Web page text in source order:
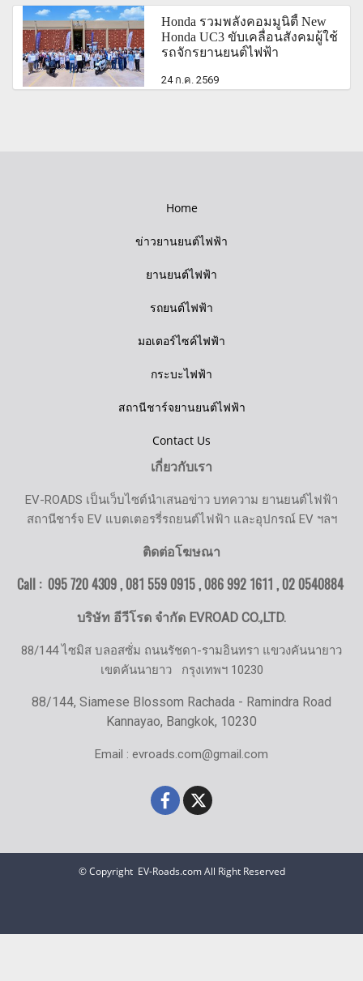
Honda รวมพลังคอมมูนิตี้ New
Honda UC3 ขับเคลื่อนสังคมผู้ใช้
รถจักรยานยนต์ไฟฟ้า
24 ก.ค. 2569
Home
ข่าวยานยนต์ไฟฟ้า
ยานยนต์ไฟฟ้า
รถยนต์ไฟฟ้า
มอเตอร์ไซค์ไฟฟ้า
กระบะไฟฟ้า
สถานีชาร์จยานยนต์ไฟฟ้า
Contact Us
เกี่ยวกับเรา
EV-ROADS เป็นเว็บไซต์นำเสนอข่าว บทความ ยานยนต์ไฟฟ้า
สถานีชาร์จ EV แบตเตอรรี่รถยนต์ไฟฟ้า และอุปกรณ์ EV ฯลฯ
ติดต่อโฆษณา
Call : 095 720 4309 , 081 559 0915 , 086 992 1611 ,02 0540884
บริษัท อีวีโรด จำกัด EVROAD CO.,LTD.
88/144 ไซมิส บลอสซั่ม ถนนรัชดา-รามอินทรา แขวงคันนายาว
เขตคันนายาว กรุงเทพฯ 10230
88/144, Siamese Blossom Rachada - Ramindra Road
Kannayao, Bangkok, 10230
Email : evroads.com@gmail.com
© Copyright EV-Roads.com All Right Reserved